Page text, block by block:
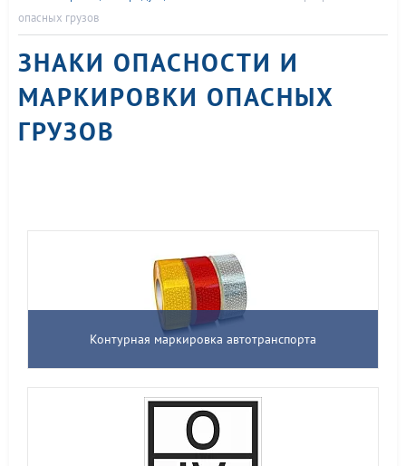
опасных грузов
ЗНАКИ ОПАСНОСТИ И
МАРКИРОВКИ ОПАСНЫХ
ГРУЗОВ
Контурная маркировка автотранспорта